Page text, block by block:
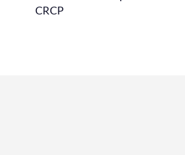
CRCP